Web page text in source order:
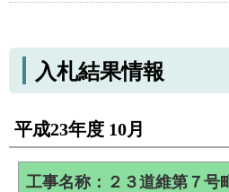
入札結果情報
平成23年度 10月
工事名称：２３道維第７号